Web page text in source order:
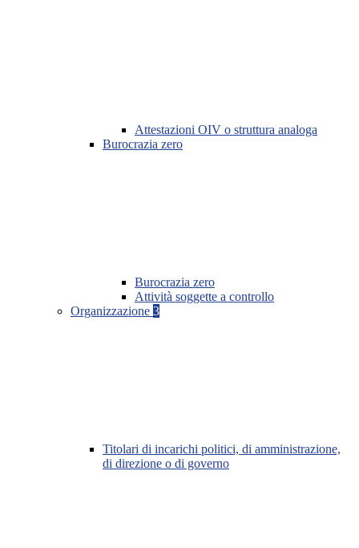
Attestazioni OIV o struttura analoga
Burocrazia zero
Burocrazia zero
Attività soggette a controllo
Organizzazione 3
Titolari di incarichi politici, di amministrazione,
di direzione o di governo